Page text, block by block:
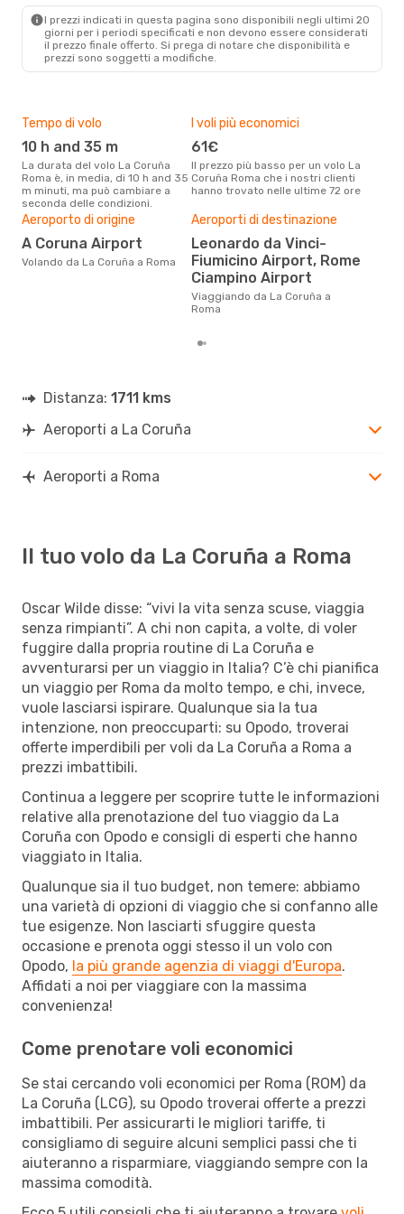
I prezzi indicati in questa pagina sono disponibili negli ultimi 20
giorni per i periodi specificati e non devono essere considerati
il ​​prezzo finale offerto. Si prega di notare che disponibilità e
prezzi sono soggetti a modifiche.
Tempo di volo
10 h and 35 m
La durata del volo La Coruña
Roma è, in media, di 10 h and 35
m minuti, ma può cambiare a
seconda delle condizioni.
I voli più economici
61€
Il prezzo più basso per un volo La
Coruña Roma che i nostri clienti
hanno trovato nelle ultime 72 ore
Aeroporto di origine
A Coruna Airport
Volando da La Coruña a Roma
Aeroporti di destinazione
Leonardo da Vinci-
Fiumicino Airport, Rome
Ciampino Airport
Viaggiando da La Coruña a
Roma
Distanza: 1711 kms
Aeroporti a La Coruña
Aeroporti a Roma
Il tuo volo da La Coruña a Roma
Oscar Wilde disse: “vivi la vita senza scuse, viaggia
senza rimpianti”. A chi non capita, a volte, di voler
fuggire dalla propria routine di La Coruña e
avventurarsi per un viaggio in Italia? C’è chi pianifica
un viaggio per Roma da molto tempo, e chi, invece,
vuole lasciarsi ispirare. Qualunque sia la tua
intenzione, non preoccuparti: su Opodo, troverai
offerte imperdibili per voli da La Coruña a Roma a
prezzi imbattibili.
Continua a leggere per scoprire tutte le informazioni
relative alla prenotazione del tuo viaggio da La
Coruña con Opodo e consigli di esperti che hanno
viaggiato in Italia.
Qualunque sia il tuo budget, non temere: abbiamo
una varietà di opzioni di viaggio che si confanno alle
tue esigenze. Non lasciarti sfuggire questa
occasione e prenota oggi stesso il un volo con
Opodo, la più grande agenzia di viaggi d'Europa.
Affidati a noi per viaggiare con la massima
convenienza!
Come prenotare voli economici
Se stai cercando voli economici per Roma (ROM) da
La Coruña (LCG), su Opodo troverai offerte a prezzi
imbattibili. Per assicurarti le migliori tariffe, ti
consigliamo di seguire alcuni semplici passi che ti
aiuteranno a risparmiare, viaggiando sempre con la
massima comodità.